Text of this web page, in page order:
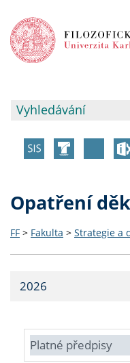
Opatření
FF > Fakulta > Strategie a
2026
Platné předpisy